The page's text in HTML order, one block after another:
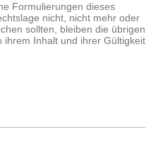
Formulierungen dieses
nicht, nicht mehr oder
sollten, bleiben die übrigen
ihrem Inhalt und ihrer Gültigkeit